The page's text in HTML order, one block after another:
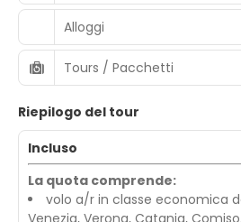
Alloggi
Tours / Pacchetti
Riepilogo del tour
Incluso
La quota comprende:
volo a/r in classe economica
Venezia, Verona, Catania,